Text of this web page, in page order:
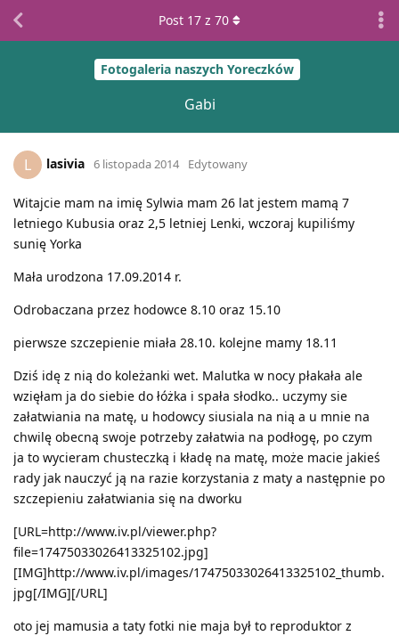
Fotogaleria naszych Yoreczków
Gabi
Post 17 z 70
L lasivia 6 listopada 2014 Edytowany
Witajcie mam na imię Sylwia mam 26 lat jestem mamą 7
letniego Kubusia oraz 2,5 letniej Lenki, wczoraj kupiliśmy
sunię Yorka
Mała urodzona 17.09.2014 r.
Odrobaczana przez hodowce 8.10 oraz 15.10
pierwsze szczepienie miała 28.10. kolejne mamy 18.11
Dziś idę z nią do koleżanki wet. Malutka w nocy płakała ale
wzięłam ja do siebie do łóżka i spała słodko.. uczymy sie
załatwiania na matę, u hodowcy siusiala na nią a u mnie na
chwilę obecną swoje potrzeby załatwia na podłogę, po czym
ja to wycieram chusteczką i kładę na matę, może macie jakieś
rady jak nauczyć ją na razie korzystania z maty a następnie po
szczepieniu załatwiania się na dworku
[URL=http://www.iv.pl/viewer.php?
file=17475033026413325102.jpg]
[IMG]http://www.iv.pl/images/17475033026413325102_thumb.
jpg[/IMG][/URL]
oto jej mamusia a taty fotki nie maja był to reproduktor z